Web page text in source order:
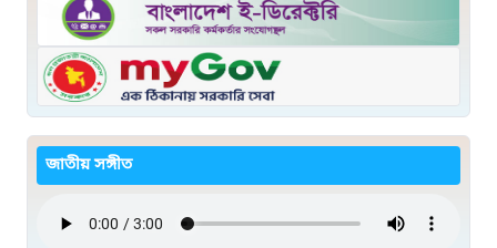
জাতীয় সঙ্গীত